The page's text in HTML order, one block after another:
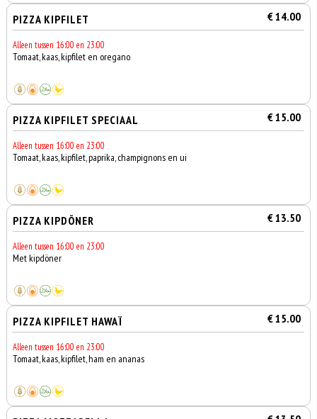
PIZZA KIPFILET € 14.00
Alleen tussen 16:00 en 23:00
Tomaat, kaas, kipfilet en oregano
PIZZA KIPFILET SPECIAAL € 15.00
Alleen tussen 16:00 en 23:00
Tomaat, kaas, kipfilet, paprika, champignons en ui
PIZZA KIPDÖNER € 13.50
Alleen tussen 16:00 en 23:00
Met kipdöner
PIZZA KIPFILET HAWAÏ € 15.00
Alleen tussen 16:00 en 23:00
Tomaat, kaas, kipfilet, ham en ananas